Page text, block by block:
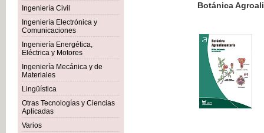
Ingeniería Civil
Ingeniería Electrónica y
Comunicaciones
Ingeniería Energética,
Eléctrica y Motores
Ingeniería Mecánica y de
Materiales
Lingüística
Otras Tecnologías y Ciencias
Aplicadas
Varios
Botánica Agroalimentaria
IVA